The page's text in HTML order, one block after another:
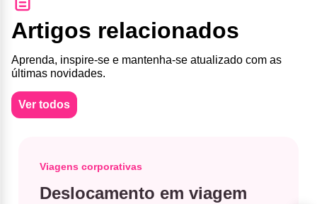
Artigos relacionados
Aprenda, inspire-se e mantenha-se atualizado com as
últimas novidades.
Ver todos
Viagens corporativas
Deslocamento em viagem